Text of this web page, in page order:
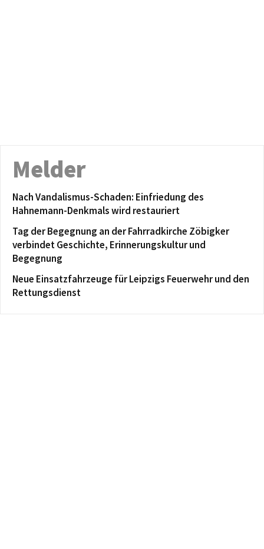
Melder
Nach Vandalismus-Schaden: Einfriedung des
Hahnemann-Denkmals wird restauriert
Tag der Begegnung an der Fahrradkirche Zöbigker
verbindet Geschichte, Erinnerungskultur und
Begegnung
Neue Einsatzfahrzeuge für Leipzigs Feuerwehr und den
Rettungsdienst